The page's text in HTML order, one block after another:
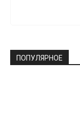
ПОПУЛЯРНОЕ